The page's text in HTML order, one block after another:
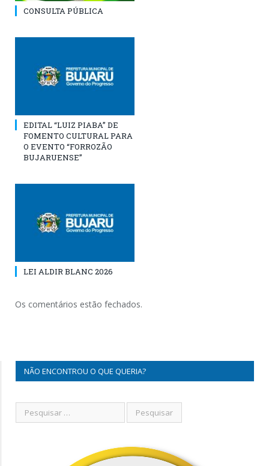
CONSULTA PÚBLICA
EDITAL “LUIZ PIABA” DE
FOMENTO CULTURAL PARA
O EVENTO “FORROZÃO
BUJARUENSE”
LEI ALDIR BLANC 2026
Os comentários estão fechados.
NÃO ENCONTROU O QUE QUERIA?